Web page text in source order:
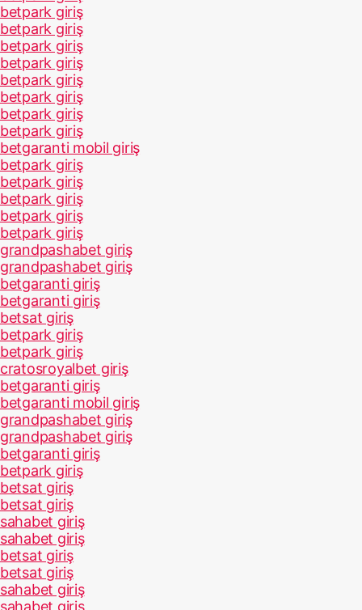
betpark giriş
betpark giriş
betpark giriş
betpark giriş
betpark giriş
betpark giriş
betpark giriş
betpark giriş
betgaranti mobil giriş
betpark giriş
betpark giriş
betpark giriş
betpark giriş
betpark giriş
grandpashabet giriş
grandpashabet giriş
betgaranti giriş
betgaranti giriş
betsat giriş
betpark giriş
betpark giriş
cratosroyalbet giriş
betgaranti giriş
betgaranti mobil giriş
grandpashabet giriş
grandpashabet giriş
betgaranti giriş
betpark giriş
betsat giriş
betsat giriş
sahabet giriş
sahabet giriş
betsat giriş
betsat giriş
sahabet giriş
sahabet giriş